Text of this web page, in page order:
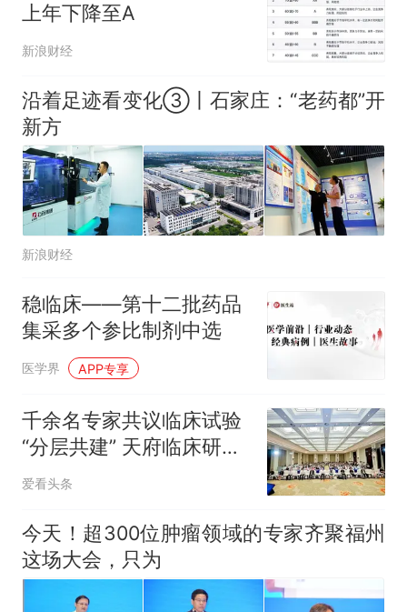
上年下降至A
新浪财经
沿着足迹看变化③丨石家庄：“老药都”开
新方
新浪财经
稳临床——第十二批药品
集采多个参比制剂中选
医学界 APP专享
千余名专家共议临床试验
“分层共建” 天府临床研究
学术会议在成都召开
爱看头条
今天！超300位肿瘤领域的专家齐聚福州
这场大会，只为